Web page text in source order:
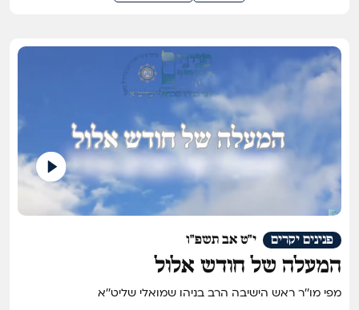
י"ט אב תשפ"ו פנינים יקרים
המעלה של חודש אלול
מפי מו''ר ראש הישיבה הרב בניהו שמואלי שליט''א